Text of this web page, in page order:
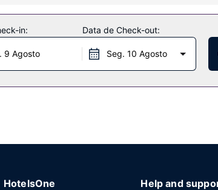
de limpeza a seco, armazenamento de bagagem e
in:
9 Agosto
Data de Check-out:
Seg. 10 Agosto
HotelsOne Help and